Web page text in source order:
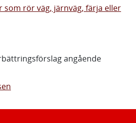
som rör väg, järnväg, färja eller
angående